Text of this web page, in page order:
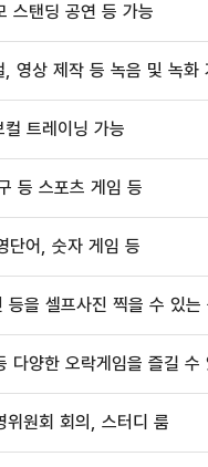
스탠딩 공연 등 가능
영상 제작 등 녹음 및 녹화
트레이닝 가능
등 스포츠 게임 등
단어, 숫자 게임 등
을 셀프사진 찍을 수 있는
다양한 오락게임을 즐길 수
위원회 회의, 스터디 룸